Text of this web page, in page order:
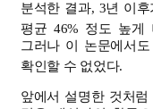
분석한 결과, 3년 이
평균 46% 정도 높게
그러나 이 논문에서도
확인할 수 없었다.
앞에서 설명한 것처